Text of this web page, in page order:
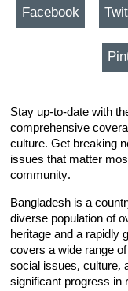
Facebook
Stay up-to-date with
comprehensive
culture. Get breaking
issues that matter
community.
Bangladesh is a
diverse population of
heritage and a rapidly
covers a wide range
social issues, culture,
significant progress in